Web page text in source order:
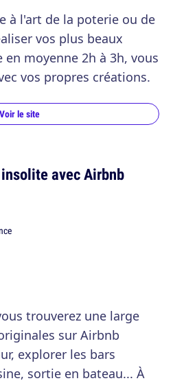
à l'art de la poterie ou de
vos plus beaux
moyenne 2h à 3h, vous
vos propres créations.
Voir le site
avec Airbnb
trouverez une large
sur Airbnb
explorer les bars
sortie en bateau... À